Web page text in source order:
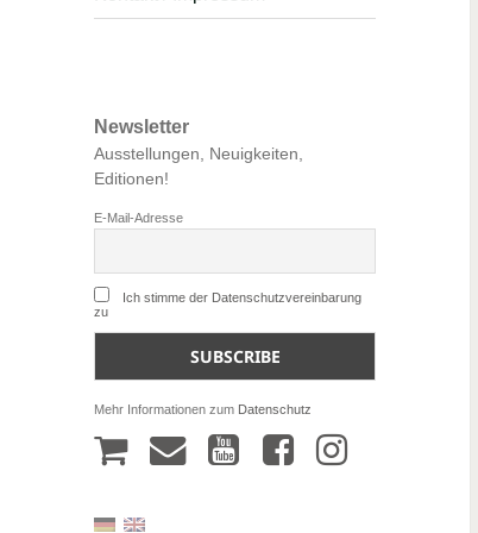
Newsletter
Ausstellungen, Neuigkeiten,
Editionen!
E-Mail-Adresse
Ich stimme der Datenschutzvereinbarung
zu
Mehr Informationen zum Datenschutz
W
m
y
f